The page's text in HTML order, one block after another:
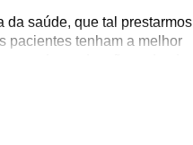
da saúde, que tal prestarmos
pacientes tenham a melhor
de graduação e, desde
por ele, muitas vezes
as profissionais que